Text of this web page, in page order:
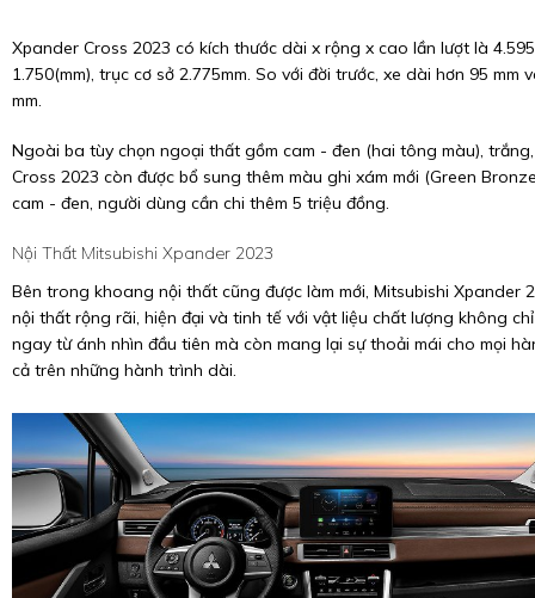
Xpander Cross 2023 có kích thước dài x rộng x cao lần lượt là
1.750(mm), trục cơ sở 2.775mm. So với đời trước, xe dài hơn 95 mm
mm.
Ngoài ba tùy chọn ngoại thất gồm cam - đen (hai tông màu),
Cross 2023 còn được bổ sung thêm màu ghi xám mới (Green
cam - đen, người dùng cần chi thêm 5 triệu đồng.
Nội Thất Mitsubishi Xpander 2023
Bên trong khoang nội thất cũng được làm mới, Mitsubishi Xpander
nội thất rộng rãi, hiện đại và tinh tế với vật liệu chất lượng không
ngay từ ánh nhìn đầu tiên mà còn mang lại sự thoải mái cho mọi
cả trên những hành trình dài.